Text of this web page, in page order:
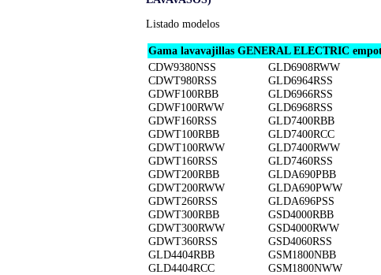
Listado modelos
Gama lavavajillas GENERAL ELECTRIC
CDW9380NSS
CDWT980RSS
GDWF100RBB
GDWF100RWW
GDWF160RSS
GDWT100RBB
GDWT100RWW
GDWT160RSS
GDWT200RBB
GDWT200RWW
GDWT260RSS
GDWT300RBB
GDWT300RWW
GDWT360RSS
GLD4404RBB
GLD4404RCC
GLD6908RWW
GLD6964RSS
GLD6966RSS
GLD6968RSS
GLD7400RBB
GLD7400RCC
GLD7400RWW
GLD7460RSS
GLDA690PBB
GLDA690PWW
GLDA696PSS
GSD4000RBB
GSD4000RWW
GSD4060RSS
GSM1800NBB
GSM1800NWW